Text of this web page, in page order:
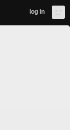
log in